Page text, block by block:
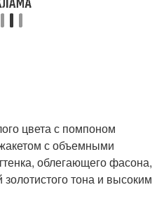
цвета с помпоном
с объемными
облегающего фасона,
тона и высоким